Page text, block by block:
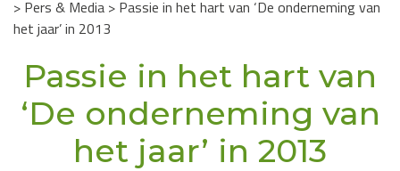
> Pers & Media > Passie in het hart van ‘De onderneming van
het jaar’ in 2013
Passie in het hart van
‘De onderneming van
het jaar’ in 2013